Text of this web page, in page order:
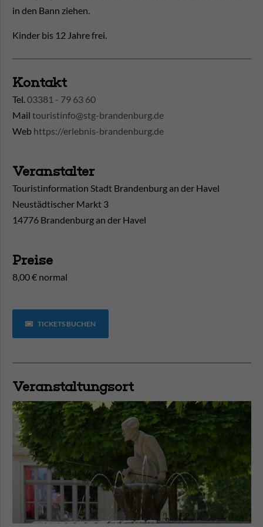
in den Bann ziehen.
Kinder bis 12 Jahre frei.
Kontakt
Tel.03381 - 79 63 60
Mail touristinfo@stg-brandenburg.de
Web https://erlebnis-brandenburg.de
Veranstalter
Touristinformation Stadt Brandenburg an der Havel
Neustädtischer Markt 3
14776 Brandenburg an der Havel
Preise
8,00 € normal
TICKETS BUCHEN
Veranstaltungsort